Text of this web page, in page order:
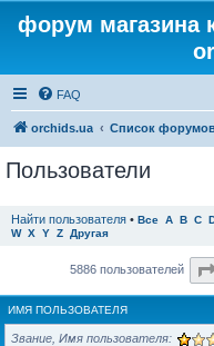
форум магазина
FAQ
orchids.ua Список
Пользователи
Найти пользователя • Все A B C
W X Y Z Другая
5886 пользователей
ИМЯ ПОЛЬЗОВАТЕЛЯ
Звание, Имя пользователя